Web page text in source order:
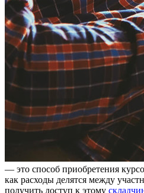
— этo способ приобретения
как расходы делятся между
получить доступ к этому